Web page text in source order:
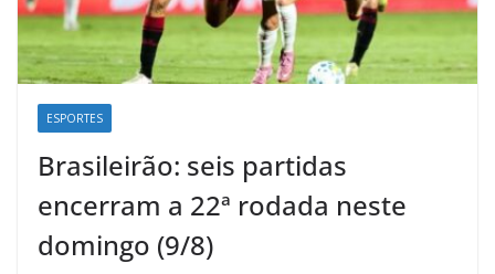
ESPORTES
Brasileirão: seis partidas
encerram a 22ª rodada neste
domingo (9/8)